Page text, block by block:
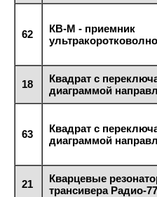
62
КВ-М - приемник
18
Квадрат с
диаграммой
63
Квадрат с
диаграммой
21
Кварцевые
трансивера Радио-